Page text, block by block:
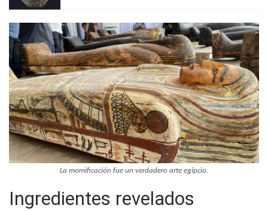
La momificación fue un verdadero arte egipcio.
Ingredientes revelados